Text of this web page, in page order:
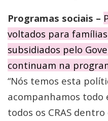
Programas sociais –
voltados para
subsidiados pelo
continuam na
“Nós temos esta
acompanhamos
todos os CRAS